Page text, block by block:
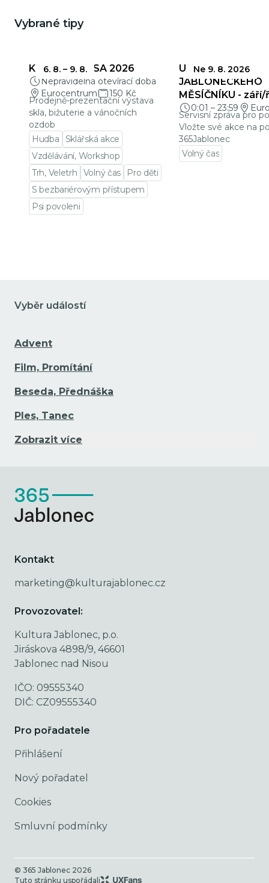
Vybrané tipy
6. 8. – 9. 8.
KŘEHKÁ KRÁSA 2026
Nepravidelná otevírací doba
Eurocentrum
150 Kč
Prodejně-prezentační výstava
skla, bižuterie a vánočních
ozdob
Hudba
Sklářská akce
Vzdělávání, Workshop
Trh, Veletrh
Volný čas
Pro děti
S bezbariérovým přístupem
Psi povoleni
Ne 9. 8. 2026
UZÁVĚRKY
JABLONECKÉHO
MĚSÍČNÍKU -
0:01 – 23:59
Servisní zpráva pro
Vložte své akce na
365Jablonec
Volný čas
Vyběr událostí
Advent
Film, Promítání
Beseda, Přednáška
Ples, Tanec
Zobrazit více
Kontakt
marketing@kulturajablonec.cz
Provozovatel:
Kultura Jablonec, p.o.
Jiráskova 4898/9, 46601
Jablonec nad Nisou
IČO: 09555340
DIČ: CZ09555340
Pro pořadatele
Přihlášení
Nový pořadatel
Cookies
Smluvní podmínky
© 365 Jablonec 2026
Tuto stránku uspořádali